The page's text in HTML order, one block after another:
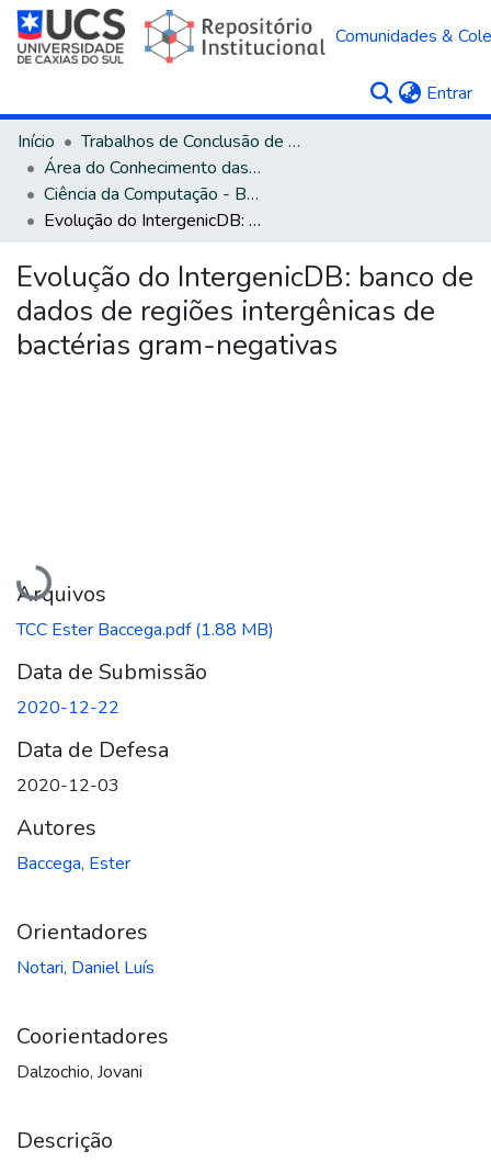
Comunidades &
Entrar
Início
Trabalhos de Conclusão de Curso
Área do Conhecimento das Ciências Exatas e da Terra
Ciência da Computação - Bacharelado
Evolução do IntergenicDB: banco de dados de regiões intergênicas de bactérias gram-negativas
Evolução do IntergenicDB: banco de
dados de regiões intergênicas de
bactérias gram-negativas
Carregando...
Arquivos
TCC Ester Baccega.pdf(1.88 MB)
Data de Submissão
2020-12-22
Data de Defesa
2020-12-03
Autores
Baccega, Ester
Orientadores
Notari, Daniel Luís
Coorientadores
Dalzochio, Jovani
Descrição